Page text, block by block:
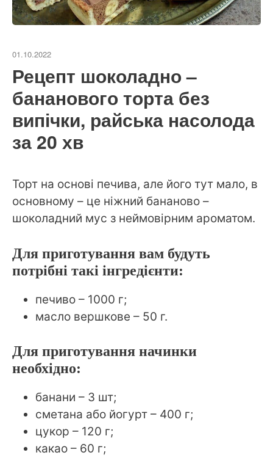
01.10.2022
Рецепт шоколадно –
бананового торта без
випічки, райська насолода
за 20 хв
Торт на основі печива, але його тут мало, в
основному – це ніжний бананово –
шоколадний мус з неймовірним ароматом.
Для приготування вам будуть
потрібні такі інгредієнти:
печиво – 1000 г;
масло вершкове – 50 г.
Для приготування начинки
необхідно:
банани – 3 шт;
сметана або йогурт – 400 г;
цукор – 120 г;
какао – 60 г;